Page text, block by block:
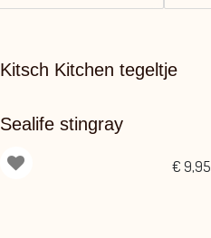
Kitsch Kitchen tegeltje
Sealife stingray
€ 9,95